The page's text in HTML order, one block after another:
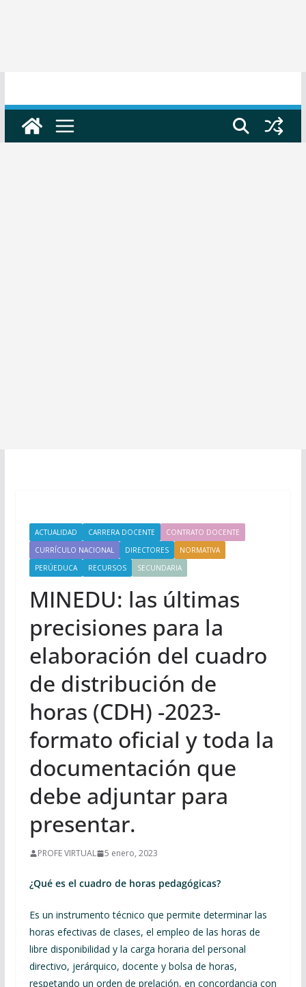
ACTUALIDAD CARRERA DOCENTE
CONTRATO DOCENTE
CURRÍCULO NACIONAL
DIRECTORES
NORMATIVA
PERÚEDUCA
RECURSOS SECUNDARIA
MINEDU: las últimas
precisiones para la
elaboración del cuadro
de distribución de
horas (CDH) -2023-
formato oficial y toda la
documentación que
debe adjuntar para
presentar.
PROFE VIRTUAL 5 enero, 2023
¿Qué es el cuadro de horas pedagógicas?
Es un instrumento técnico que permite determinar las
horas efectivas de clases, el empleo de las horas de
libre disponibilidad y la carga horaria del personal
directivo, jerárquico, docente y bolsa de horas,
respetando un orden de prelación, en concordancia con